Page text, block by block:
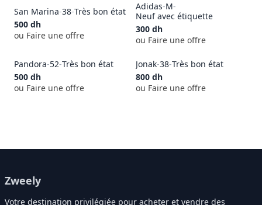
San Marina-38-Très bon état
500 dh
ou Faire une offre
Adidas-M-
Neuf avec étiquette
300 dh
ou Faire une offre
Pandora-52-Très bon état
500 dh
ou Faire une offre
Jonak-38-Très bon état
800 dh
ou Faire une offre
Zweely
Votre destination privilégiée pour acheter et vendre des